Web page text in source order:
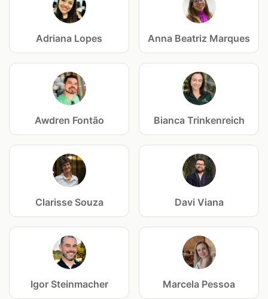
Adriana Lopes Anna Beatriz Marques
Awdren Fontão Bianca Trinkenreich
Clarisse Souza Davi Viana
Igor Steinmacher Marcela Pessoa